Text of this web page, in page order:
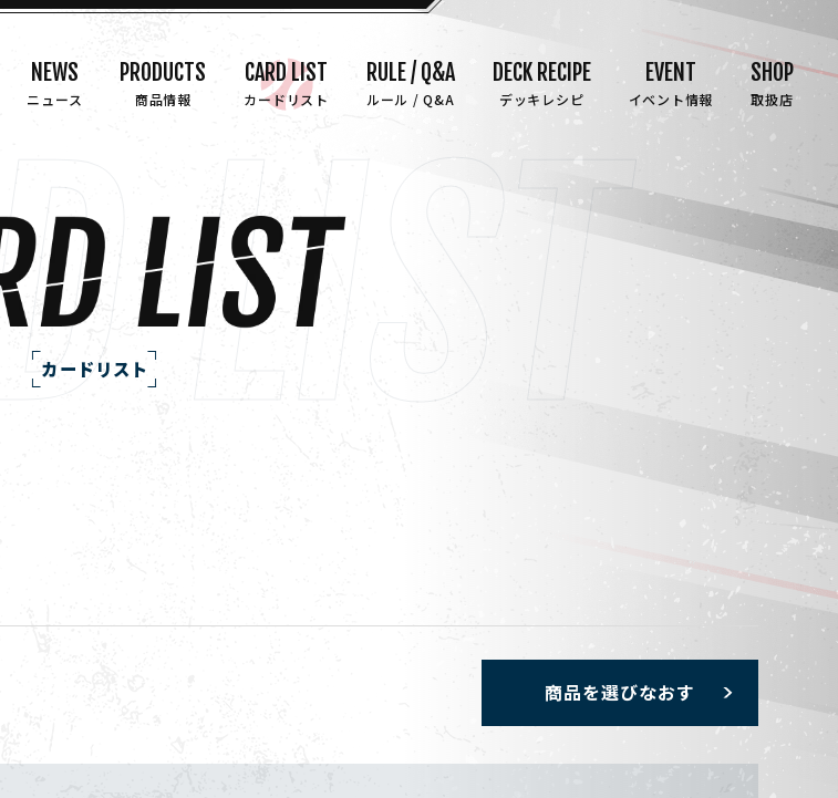
NEWS
ニュース
PRODUCTS
商品情報
CARD LIST
カードリスト
RULE / Q&A
ルール / Q&A
DECK RECIPE
デッキレシピ
EVENT
イベント情報
SHOP
取扱店
カードリスト
商品を選びなおす